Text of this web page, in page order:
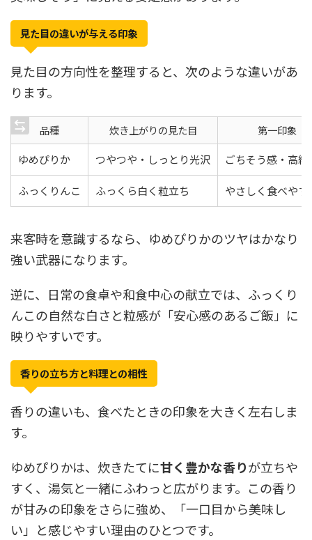
見た目の違いが与える印象
見た目の方向性を整理すると、次のような違いがあ
ります。
品種 炊き上がりの見た目
第一印象
ゆめぴりか
つやつや・しっとり光沢 ごちそう感・高級
ふっくりんこ ふっくら白く粒立ち やさしく食べやす
来客時を意識するなら、ゆめぴりかのツヤはかなり
強い武器になります。
逆に、日常の食卓や和食中心の献立では、ふっくり
んこの自然な白さと粒感が「安心感のあるご飯」に
映りやすいです。
香りの立ち方と料理との相性
香りの違いも、食べたときの印象を大きく左右しま
す。
ゆめぴりかは、炊きたてに甘く豊かな香りが立ちや
すく、湯気と一緒にふわっと広がります。この香り
が甘みの印象をさらに強め、「一口目から美味し
い」と感じやすい理由のひとつです。